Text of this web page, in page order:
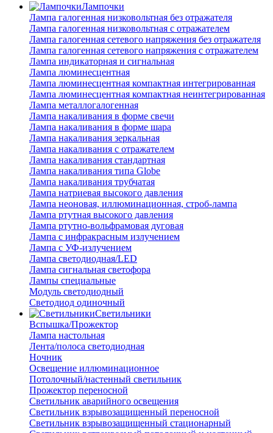
Лампочки
Лампа галогенная низковольтная без отражателя
Лампа галогенная низковольтная с отражателем
Лампа галогенная сетевого напряжения без отражателя
Лампа галогенная сетевого напряжения с отражателем
Лампа индикаторная и сигнальная
Лампа люминесцентная
Лампа люминесцентная компактная интегрированная
Лампа люминесцентная компактная неинтегрированная
Лампа металлогалогенная
Лампа накаливания в форме свечи
Лампа накаливания в форме шара
Лампа накаливания зеркальная
Лампа накаливания с отражателем
Лампа накаливания стандартная
Лампа накаливания типа Globe
Лампа накаливания трубчатая
Лампа натриевая высокого давления
Лампа неоновая, иллюминационная, строб-лампа
Лампа ртутная высокого давления
Лампа ртутно-вольфрамовая дуговая
Лампа с инфракрасным излучением
Лампа с УФ-излучением
Лампа светодиодная/LED
Лампа сигнальная светофора
Лампы специальные
Модуль светодиодный
Светодиод одиночный
Светильники
Вспышка/Прожектор
Лампа настольная
Лента/полоса светодиодная
Ночник
Освещение иллюминационное
Потолочный/настенный светильник
Прожектор переносной
Светильник аварийного освещения
Светильник взрывозащищенный переносной
Светильник взрывозащищенный стационарный